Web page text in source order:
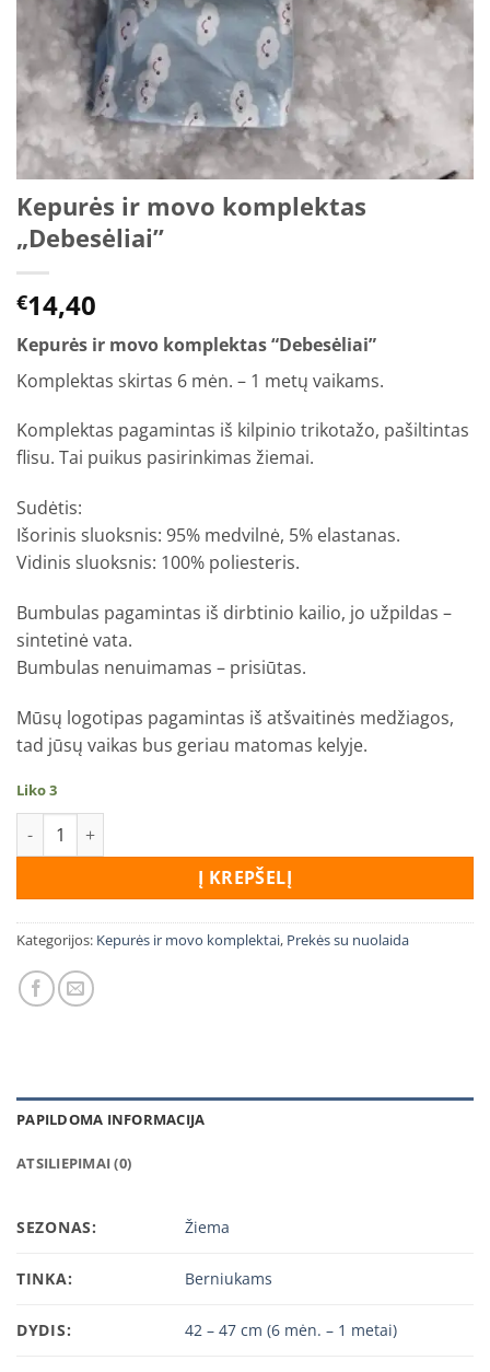
Kepurės ir movo komplektas
„Debesėliai”
€14,40
Kepurės ir movo komplektas “Debesėliai”
Komplektas skirtas 6 mėn. – 1 metų vaikams.
Komplektas pagamintas iš kilpinio trikotažo, pašiltintas
flisu. Tai puikus pasirinkimas žiemai.
Sudėtis:
Išorinis sluoksnis: 95% medvilnė, 5% elastanas.
Vidinis sluoksnis: 100% poliesteris.
Bumbulas pagamintas iš dirbtinio kailio, jo užpildas –
sintetinė vata.
Bumbulas nenuimamas – prisiūtas.
Mūsų logotipas pagamintas iš atšvaitinės medžiagos,
tad jūsų vaikas bus geriau matomas kelyje.
Liko 3
produkto kiekis: Kepurės ir movo komplektas "Debesėliai"
Į KREPŠELĮ
Kategorijos: Kepurės ir movo komplektai, Prekės su nuolaida
PAPILDOMA INFORMACIJA
ATSILIEPIMAI (0)
SEZONAS: Žiema
TINKA: Berniukams
DYDIS: 42 – 47 cm (6 mėn. – 1 metai)